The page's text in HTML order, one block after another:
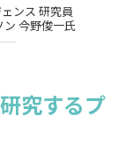
ンス 研究員
今野俊一氏
究するプ